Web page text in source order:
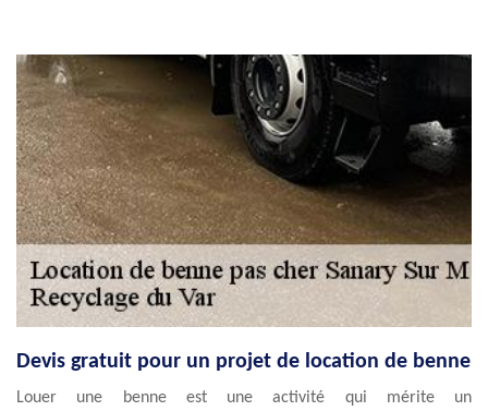
Devis gratuit pour un projet de location de benne
Louer une benne est une activité qui mérite un